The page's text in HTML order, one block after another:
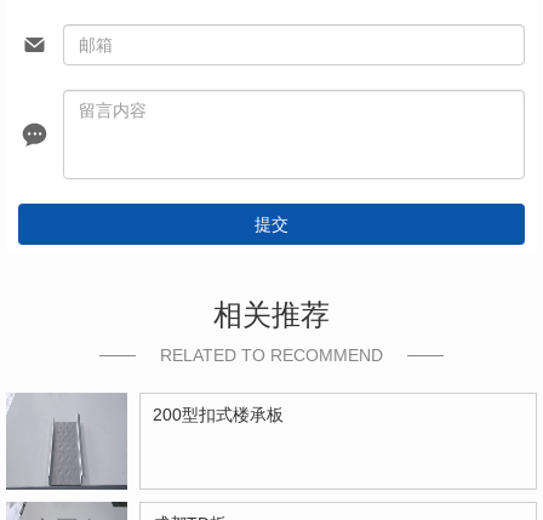
提交
相关推荐
RELATED TO RECOMMEND
200型扣式楼承板